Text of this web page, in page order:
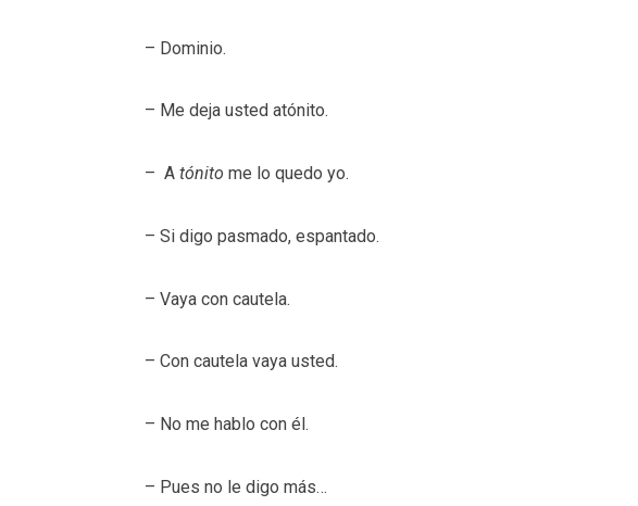
– Dominio.
– Me deja usted atónito.
– A tónito me lo quedo yo.
– Si digo pasmado, espantado.
– Vaya con cautela.
– Con cautela vaya usted.
– No me hablo con él.
– Pues no le digo más…